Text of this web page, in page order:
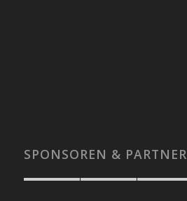
SPONSOREN & PARTNER